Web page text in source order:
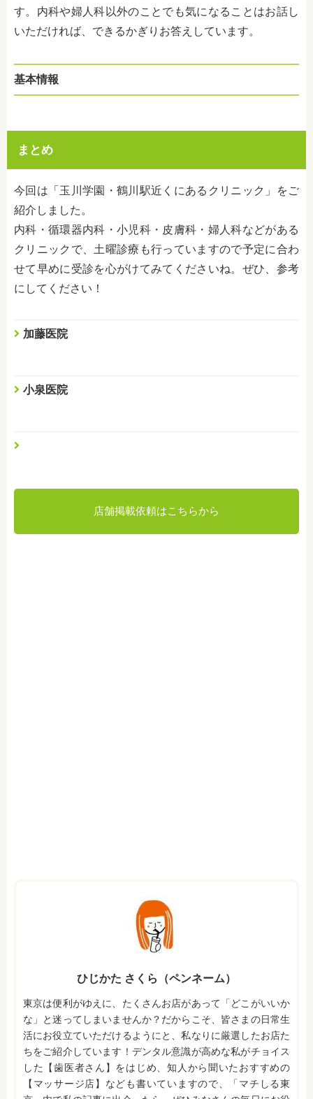
す。内科や婦人科以外のことでも気になることはお話し
いただければ、できるかぎりお答えしています。
基本情報
まとめ
今回は「玉川学園・鶴川駅近くにあるクリニック」をご
紹介しました。
内科・循環器内科・小児科・皮膚科・婦人科などがある
クリニックで、土曜診療も行っていますので予定に合わ
せて早めに受診を心がけてみてくださいね。ぜひ、参考
にしてください！
加藤医院
小泉医院
店舗掲載依頼はこちらから
ひじかた さくら（ペンネーム）
東京は便利がゆえに、たくさんお店があって「どこがいいか
な」と迷ってしまいませんか？だからこそ、皆さまの日常生
活にお役立ていただけるようにと、私なりに厳選したお店た
ちをご紹介しています！デンタル意識が高めな私がチョイス
した【歯医者さん】をはじめ、知人から聞いたおすすめの
【マッサージ店】なども書いていますので、「マチしる東